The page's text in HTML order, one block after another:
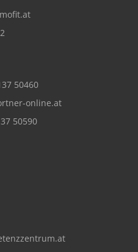
50460
online.at
50590